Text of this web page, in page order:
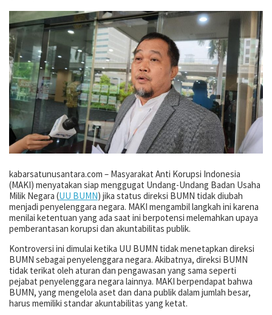
kabarsatunusantara.com – Masyarakat Anti Korupsi Indonesia
(MAKI) menyatakan siap menggugat Undang-Undang Badan Usaha
Milik Negara (UU BUMN) jika status direksi BUMN tidak diubah
menjadi penyelenggara negara. MAKI mengambil langkah ini karena
menilai ketentuan yang ada saat ini berpotensi melemahkan upaya
pemberantasan korupsi dan akuntabilitas publik.
Kontroversi ini dimulai ketika UU BUMN tidak menetapkan direksi
BUMN sebagai penyelenggara negara. Akibatnya, direksi BUMN
tidak terikat oleh aturan dan pengawasan yang sama seperti
pejabat penyelenggara negara lainnya. MAKI berpendapat bahwa
BUMN, yang mengelola aset dan dana publik dalam jumlah besar,
harus memiliki standar akuntabilitas yang ketat.